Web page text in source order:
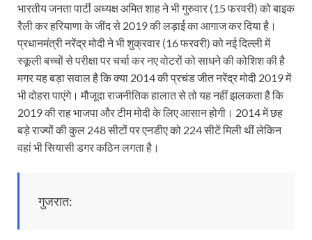
भारतीय जनता पार्टी अध्यक्ष अमित शाह ने भी गुरुवार (15 फरवरी) को बाइक
रैली कर हरियाणा के जींद से 2019 की लड़ाई का आगाज कर दिया है।
प्रधानमंत्री नरेंद्र मोदी ने भी शुक्रवार (16 फरवरी) को नई दिल्ली में
स्कूली बच्चों से परीक्षा पर चर्चा कर नए वोटरों को साधने की कोशिश की है
मगर यह बड़ा सवाल है कि क्या 2014 की प्रचंड जीत नरेंद्र मोदी 2019 में
भी दोहरा पाएंगे। मौजूदा राजनीतिक हालात से तो यह नहीं झलकता है कि
2019 की राह भाजपा और टीम मोदी के लिए आसान होगी। 2014 में छह
बड़े राज्यों की कुल 248 सीटों पर एनडीए को 224 सीटें मिली थीं लेकिन
वहां भी सियासी डगर कठिन लगता है।
गुजरात: